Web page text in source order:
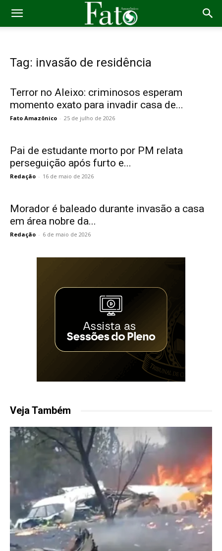
Tag: invasão de residência
Terror no Aleixo: criminosos esperam
momento exato para invadir casa de...
Fato Amazônico - 25 de julho de 2026
Pai de estudante morto por PM relata
perseguição após furto e...
Redação - 16 de maio de 2026
Morador é baleado durante invasão a casa
em área nobre da...
Redação - 6 de maio de 2026
Veja Também